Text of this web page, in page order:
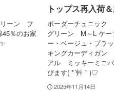
リーン フ
％のお家
トップス再入荷
ボーダーチュニック
グリーン M～L ケ
ー・ベージュ・ブ
キングカーディガ
アル ミッキーミニ
びます( *´艸｀)♡
2025年11月14日